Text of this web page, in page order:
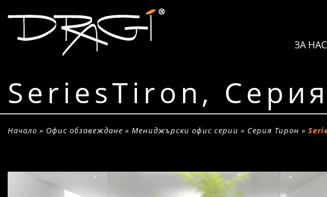
ЗА НАС
SeriesTiron,
Начало » Офис обзавеждане »Мениджърски офис серии » Серия Тирон »